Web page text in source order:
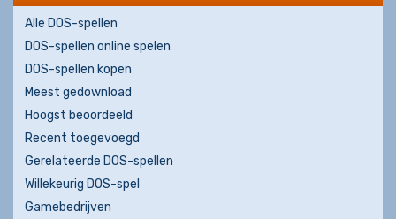
Alle DOS-spellen
DOS-spellen online spelen
DOS-spellen kopen
Meest gedownload
Hoogst beoordeeld
Recent toegevoegd
Gerelateerde DOS-spellen
Willekeurig DOS-spel
Gamebedrijven